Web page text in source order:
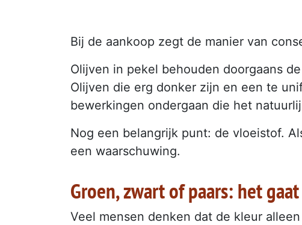
Bij de aankoop zegt de manier van
Olijven in pekel behouden doorgaans
Olijven die erg donker zijn en een te
bewerkingen ondergaan die het
Nog een belangrijk punt: de vloeistof.
een waarschuwing.
Groen, zwart of paars: het
Veel mensen denken dat de kleur